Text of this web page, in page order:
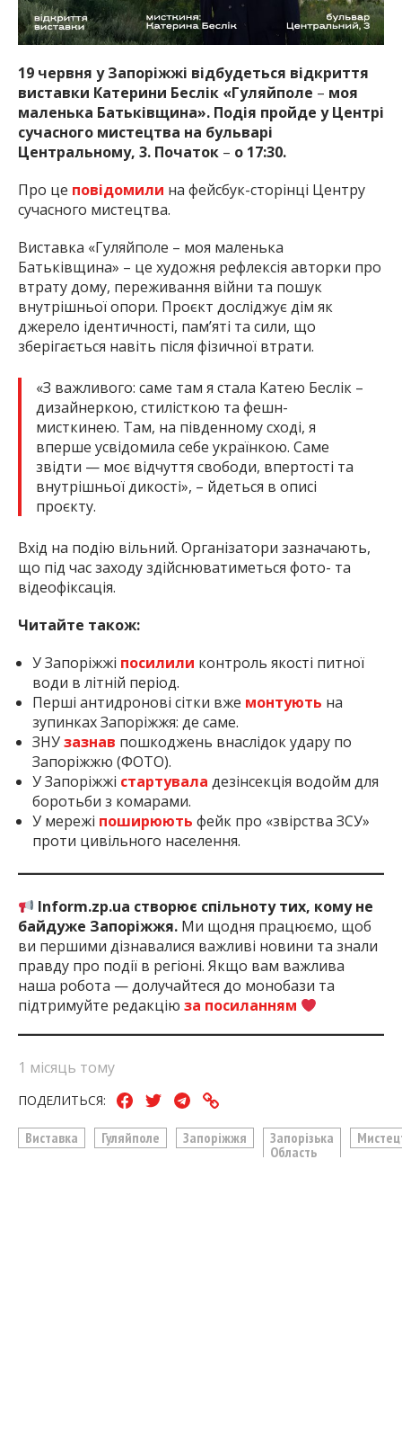
19 червня у Запоріжжі відбудеться відкриття
виставки Катерини Беслік «Гуляйполе – моя
маленька Батьківщина». Подія пройде у Центрі
сучасного мистецтва на бульварі
Центральному, 3. Початок – о 17:30.
Про це повідомили на фейсбук-сторінці Центру
сучасного мистецтва.
Виставка «Гуляйполе – моя маленька
Батьківщина» – це художня рефлексія авторки про
втрату дому, переживання війни та пошук
внутрішньої опори. Проєкт досліджує дім як
джерело ідентичності, пам’яті та сили, що
зберігається навіть після фізичної втрати.
«З важливого: саме там я стала Катею Беслік –
дизайнеркою, стилісткою та фешн-
мисткинею. Там, на південному сході, я
вперше усвідомила себе українкою. Саме
звідти — моє відчуття свободи, впертості та
внутрішньої дикості», – йдеться в описі
проєкту.
Вхід на подію вільний. Організатори зазначають,
що під час заходу здійснюватиметься фото- та
відеофіксація.
Читайте також:
У Запоріжжі посилили контроль якості питної
води в літній період.
Перші антидронові сітки вже монтують на
зупинках Запоріжжя: де саме.
ЗНУзазнав пошкоджень внаслідок удару по
Запоріжжю (ФОТО).
У Запоріжжі стартувала дезінсекція водойм для
боротьби з комарами.
У мережі поширюють фейк про «звірства ЗСУ»
проти цивільного населення.
Inform.zp.ua створює спільноту тих, кому не
байдуже Запоріжжя. Ми щодня працюємо, щоб
ви першими дізнавалися важливі новини та знали
правду про події в регіоні. Якщо вам важлива
наша робота — долучайтеся до монобази та
підтримуйте редакцію за посиланням
1 місяць тому
ПОДЕЛИТЬСЯ:
Виставка Гуляйполе Запоріжжя
Запорізька
Область